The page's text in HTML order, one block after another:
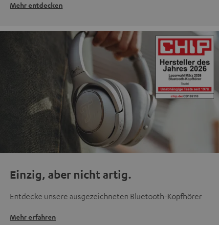
Mehr entdecken
Einzig, aber nicht artig.
Entdecke unsere ausgezeichneten Bluetooth-Kopfhörer
Mehr erfahren